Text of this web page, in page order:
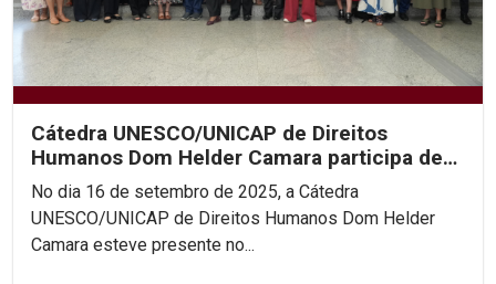
Cátedra UNESCO/UNICAP de Direitos
Humanos Dom Helder Camara participa de
Encontro Nacional das...
No dia 16 de setembro de 2025, a Cátedra
UNESCO/UNICAP de Direitos Humanos Dom Helder
Camara esteve presente no...